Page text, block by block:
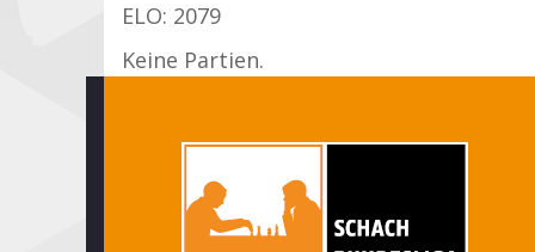
ELO: 2079
Keine Partien.